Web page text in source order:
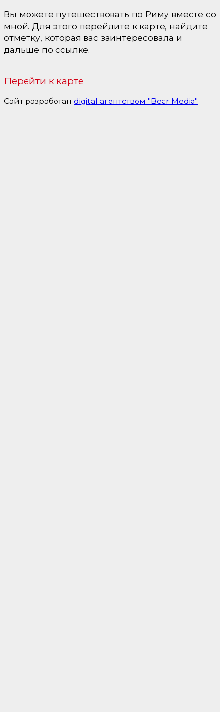
Вы можете путешествовать по Риму вместе со
мной. Для этого перейдите к карте, найдите
отметку, которая вас заинтересовала и
дальше по ссылке.
Перейти к карте
Сайт разработан digital агентством "Bear Media"